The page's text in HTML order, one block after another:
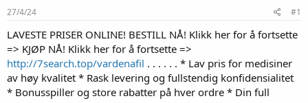
s
t
a
e
r
27/4/24 #1
LAVESTE PRISER ONLINE! BESTILL NÅ! Klikk her for å fortsette
=> KJØP NÅ! Klikk her for å fortsette =>
http://7search.top/vardenafil . . . . . . * Lav pris for medisiner
av høy kvalitet * Rask levering og fullstendig konfidensialitet
* Bonusspiller og store rabatter på hver ordre * Din full